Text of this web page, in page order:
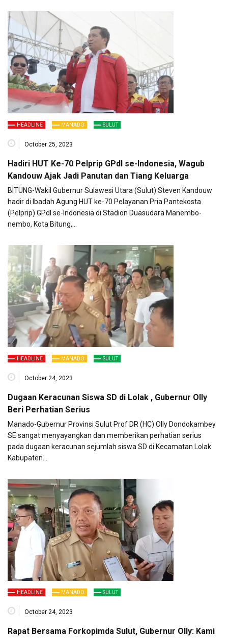
HEADLINE MANADO SULUT
October 25, 2023
Hadiri HUT Ke-70 Pelprip GPdI se-Indonesia, Wagub
Kandouw Ajak Jadi Panutan dan Tiang Keluarga
BITUNG-Wakil Gubernur Sulawesi Utara (Sulut) Steven Kandouw
hadir di Ibadah Agung HUT ke-70 Pelayanan Pria Pantekosta
(Pelprip) GPdI se-Indonesia di Stadion Duasudara Manembo-
nembo, Kota Bitung,…
HEADLINE MANADO SULUT
October 24, 2023
Dugaan Keracunan Siswa SD di Lolak , Gubernur Olly
Beri Perhatian Serius
Manado-Gubernur Provinsi Sulut Prof DR (HC) Olly Dondokambey
SE sangat menyayangkan dan memberikan perhatian serius
pada dugaan keracunan sejumlah siswa SD di Kecamatan Lolak
Kabupaten…
HEADLINE MANADO SULUT
October 24, 2023
Rapat Bersama Forkopimda Sulut, Gubernur Olly: Kami